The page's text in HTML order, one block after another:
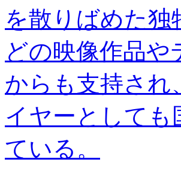
を散りばめた
どの映像作品
からも支持され
イヤーとしても
ている。